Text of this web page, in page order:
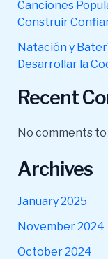
Canciones
Construir
Natación y
Desarrollar la
Recent
No comments to
Archives
January 2025
November 2024
October 2024